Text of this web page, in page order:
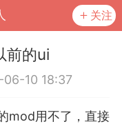
关注
前的ui
10 18:37
mod用不了，直接